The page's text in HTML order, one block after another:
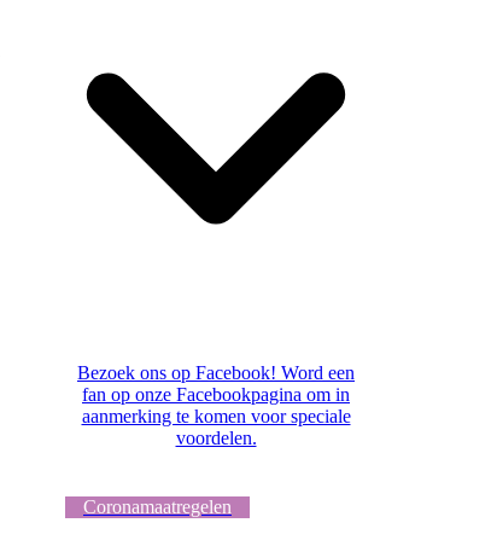
Bezoek ons op Facebook! Word een
fan op onze Facebookpagina om in
aanmerking te komen voor speciale
voordelen.
Coronamaatregelen